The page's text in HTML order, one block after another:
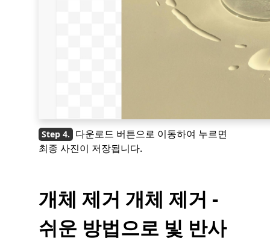
다운로드 버튼으로 이동하여 누르면
최종 사진이 저장됩니다.
개체 제거 개체 제거 -
쉬운 방법으로 빛 반사